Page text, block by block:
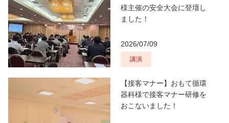
様主催の安全大会に登壇し
ました！
2026/07/09
講演
【接客マナー】おもて循環
器科様で接客マナー研修を
おこないました！